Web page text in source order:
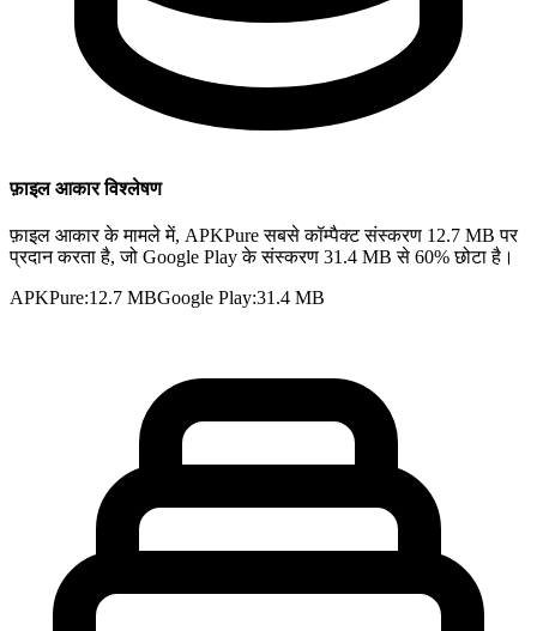
फ़ाइल आकार विश्लेषण
फ़ाइल आकार के मामले में, APKPure सबसे कॉम्पैक्ट संस्करण 12.7 MB पर
प्रदान करता है, जो Google Play के संस्करण 31.4 MB से 60% छोटा है।
APKPure:12.7 MBGoogle Play:31.4 MB